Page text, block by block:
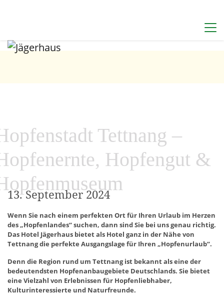
Tettnang –
Hopfengut &
13. September 2024
Wenn Sie nach einem perfekten Ort für Ihren Urlaub im Herzen
des „Hopfenlandes“ suchen, dann sind Sie bei uns genau richtig.
Das Hotel Jägerhaus bietet als Hotel ganz in der Nähe von
Tettnang die perfekte Ausgangslage für Ihren „Hopfenurlaub“.
Denn die Region rund um Tettnang ist bekannt als eine der
bedeutendsten Hopfenanbaugebiete Deutschlands. Sie bietet
eine Vielzahl von Erlebnissen für Hopfenliebhaber,
Kulturinteressierte und Naturfreunde.